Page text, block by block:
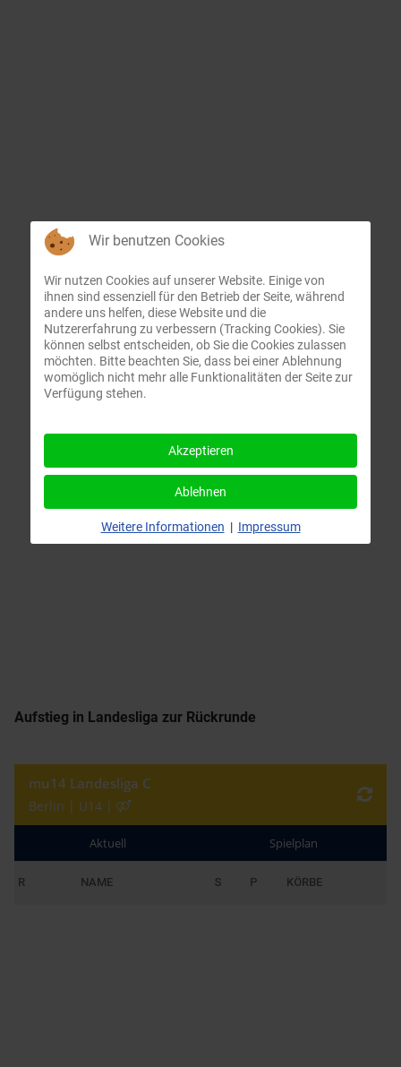
Aufstieg in Landesliga zur Rückrunde
Wir benutzen Cookies
Wir nutzen Cookies auf unserer Website. Einige von
ihnen sind essenziell für den Betrieb der Seite, während
andere uns helfen, diese Website und die
Nutzererfahrung zu verbessern (Tracking Cookies). Sie
können selbst entscheiden, ob Sie die Cookies zulassen
möchten. Bitte beachten Sie, dass bei einer Ablehnung
womöglich nicht mehr alle Funktionalitäten der Seite zur
Verfügung stehen.
Akzeptieren
Ablehnen
Weitere Informationen | Impressum